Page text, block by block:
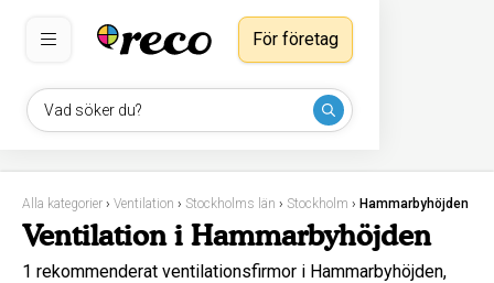
Vad söker du?
För företag
Alla kategorier › Ventilation › Stockholms län › Stockholm › Hammarbyhöjden
Ventilation i Hammarbyhöjden
1 rekommenderat ventilationsfirmor i Hammarbyhöjden,